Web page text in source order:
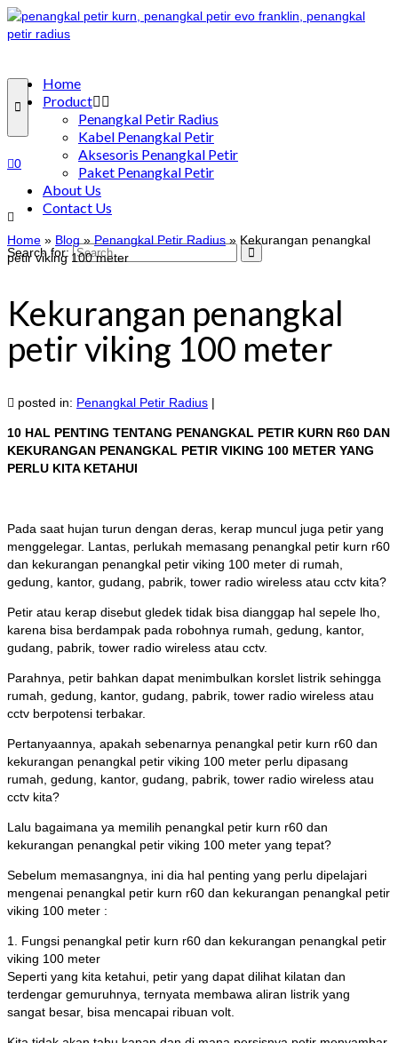
0
Search for:
Home
Product
Penangkal Petir Radius
Kabel Penangkal Petir
Aksesoris Penangkal Petir
Paket Penangkal Petir
About Us
Contact Us
Home » Blog » Penangkal Petir Radius » Kekurangan penangkal
petir viking 100 meter
Kekurangan penangkal
petir viking 100 meter
posted in: Penangkal Petir Radius |
10 HAL PENTING TENTANG PENANGKAL PETIR KURN R60 DAN
KEKURANGAN PENANGKAL PETIR VIKING 100 METER YANG
PERLU KITA KETAHUI
Pada saat hujan turun dengan deras, kerap muncul juga petir yang
menggelegar. Lantas, perlukah memasang penangkal petir kurn r60
dan kekurangan penangkal petir viking 100 meter di rumah,
gedung, kantor, gudang, pabrik, tower radio wireless atau cctv kita?
Petir atau kerap disebut gledek tidak bisa dianggap hal sepele lho,
karena bisa berdampak pada robohnya rumah, gedung, kantor,
gudang, pabrik, tower radio wireless atau cctv.
Parahnya, petir bahkan dapat menimbulkan korslet listrik sehingga
rumah, gedung, kantor, gudang, pabrik, tower radio wireless atau
cctv berpotensi terbakar.
Pertanyaannya, apakah sebenarnya penangkal petir kurn r60 dan
kekurangan penangkal petir viking 100 meter perlu dipasang
rumah, gedung, kantor, gudang, pabrik, tower radio wireless atau
cctv kita?
Lalu bagaimana ya memilih penangkal petir kurn r60 dan
kekurangan penangkal petir viking 100 meter yang tepat?
Sebelum memasangnya, ini dia hal penting yang perlu dipelajari
mengenai penangkal petir kurn r60 dan kekurangan penangkal petir
viking 100 meter :
1. Fungsi penangkal petir kurn r60 dan kekurangan penangkal petir
viking 100 meter
Seperti yang kita ketahui, petir yang dapat dilihat kilatan dan
terdengar gemuruhnya, ternyata membawa aliran listrik yang
sangat besar, bisa mencapai ribuan volt.